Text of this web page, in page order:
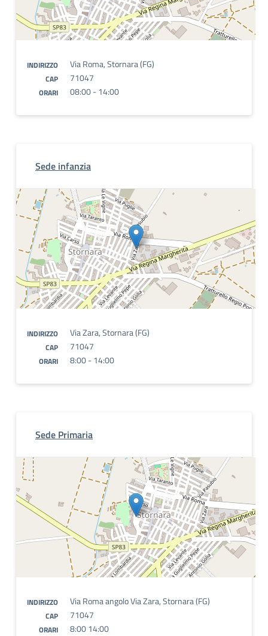
INDIRIZZO Via Roma, Stornara (FG)
CAP 71047
ORARI 08:00 - 14:00
Sede infanzia
INDIRIZZO Via Zara, Stornara (FG)
CAP 71047
ORARI 8:00 - 14:00
Sede Primaria
INDIRIZZO Via Roma angolo Via Zara, Stornara (FG)
CAP 71047
ORARI 8:00 14:00